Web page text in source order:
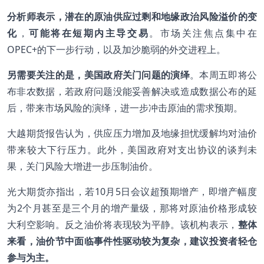
分析师表示，潜在的原油供应过剩和地缘政治风险溢价的变
化 ，可能将在短期内主导交易。市场关注焦点集中在
OPEC+的下一步行动，以及加沙脆弱的外交进程上。
另需要关注的是，美国政府关门问题的演绎。本周五即将公
布非农数据，若政府问题没能妥善解决或造成数据公布的延
后，带来市场风险的演绎，进一步冲击原油的需求预期。
大越期货报告认为，供应压力增加及地缘担忧缓解均对油价
带来较大下行压力。此外，美国政府对支出协议的谈判未
果，关门风险大增进一步压制油价。
光大期货亦指出，若10月5日会议超预期增产，即增产幅度
为2个月甚至是三个月的增产量级，那将对原油价格形成较
大利空影响。反之油价将表现较为平静。该机构表示， 整体
来看，油价节中面临事件性驱动较为复杂，建议投资者轻仓
参与为主。